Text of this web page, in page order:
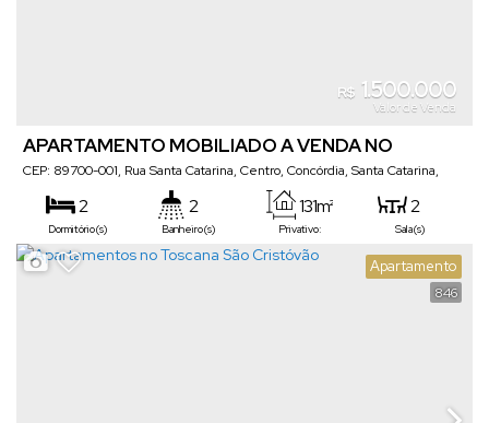
R$ 1.500.000
Valor de Venda
APARTAMENTO MOBILIADO A VENDA NO
CENTRO - ED. PIAZZON
CEP: 89700-001, Rua Santa Catarina, Centro, Concórdia, Santa Catarina,
2
Dormitório(s)
2
Banheiro(s) Privativo:
131m² 2
Sala(s)
1 2
846
Apartamento